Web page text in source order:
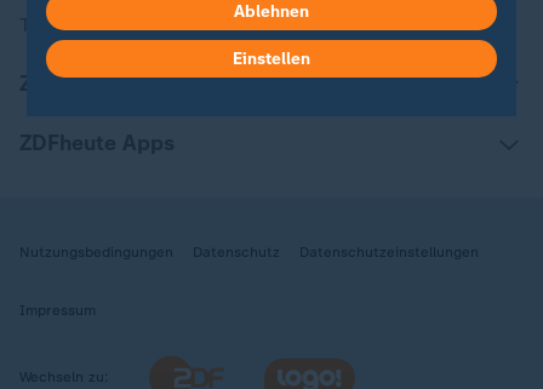
Themen im Überblick
ZDFheute Update
Nutzungsbedingungen Datenschutz Datenschutzeinstellungen
Impressum
Wechseln zu:
Ablehnen
Einstellen